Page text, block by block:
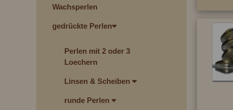
Wachsperlen
gedrückte Perlen
Perlen mit 2 oder 3
Loechern
Linsen & Scheiben
runde Perlen